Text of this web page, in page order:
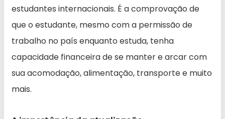
estudantes internacionais. É a comprovação de
que o estudante, mesmo com a permissão de
trabalho no país enquanto estuda, tenha
capacidade financeira de se manter e arcar com
sua acomodação, alimentação, transporte e muito
mais.